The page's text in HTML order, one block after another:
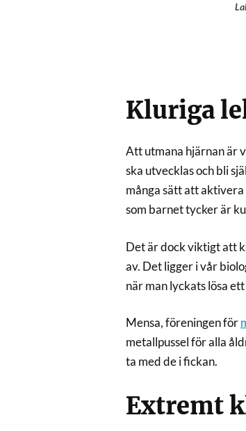
Kluriga
Att utmana hjärnan är
ska utvecklas och bli
många sätt att aktivera
som barnet tycker är
Det är dock viktigt att
av. Det ligger i vår
när man lyckats lösa
Mensa, föreningen för
metallpussel för alla
ta med de i fickan.
Extremt